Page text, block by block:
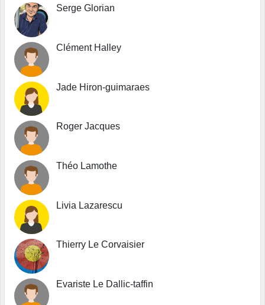
Serge Glorian
Clément Halley
Jade Hiron-guimaraes
Roger Jacques
Théo Lamothe
Livia Lazarescu
Thierry Le Corvaisier
Evariste Le Dallic-taffin